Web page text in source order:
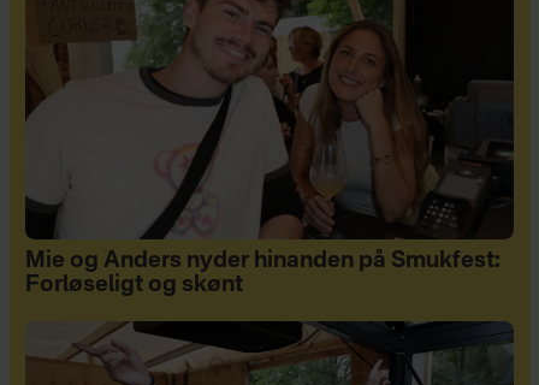
Mie og Anders nyder hinanden på Smukfest:
Forløseligt og skønt